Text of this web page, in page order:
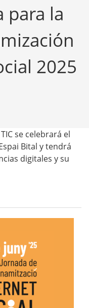
para la
2025
se celebrará el
Bital y tendrá
digitales y su